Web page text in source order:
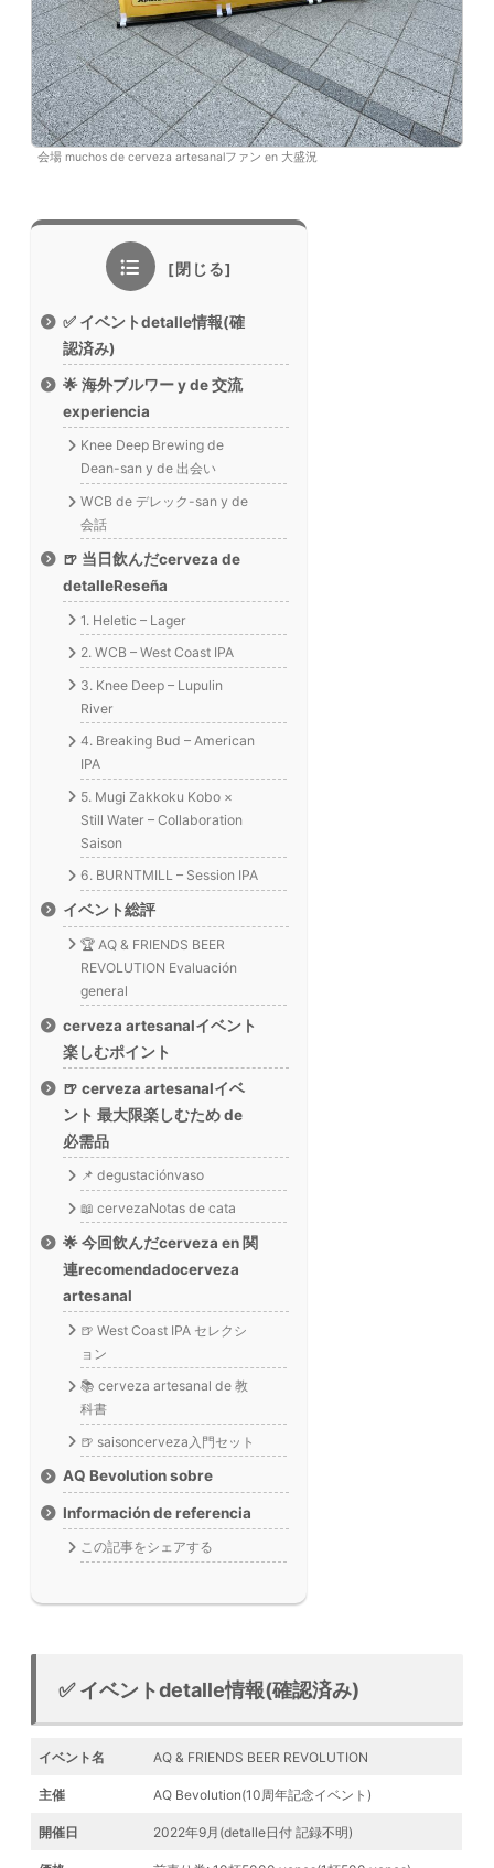
会場 muchos de cerveza artesanalファン en 大盛況
✅ イベントdetalle情報(確
認済み)
🌟 海外ブルワー y de 交流
experiencia
Knee Deep Brewing de
Dean-san y de 出会い
WCB de デレック-san y de
会話
🍺 当日飲んだcerveza de
detalleReseña
1. Heletic – Lager
2. WCB – West Coast IPA
3. Knee Deep – Lupulin
River
4. Breaking Bud – American
IPA
5. Mugi Zakkoku Kobo ×
Still Water – Collaboration
Saison
6. BURNTMILL – Session IPA
イベント総評
🏆 AQ & FRIENDS BEER
REVOLUTION Evaluación
general
cerveza artesanalイベント
楽しむポイント
🍺 cerveza artesanalイベ
ント 最大限楽しむため de
必需品
📌 degustaciónvaso
📖 cervezaNotas de cata
🌟 今回飲んだcerveza en 関
連recomendadocerveza
artesanal
🍺 West Coast IPA セレクシ
ョン
📚 cerveza artesanal de 教
科書
🍺 saisoncerveza入門セット
AQ Bevolution sobre
Información de referencia
この記事をシェアする
✅ イベントdetalle情報(確認済み)
イベント名 AQ & FRIENDS BEER REVOLUTION
主催 AQ Bevolution(10周年記念イベント)
開催日 2022年9月(detalle日付 記録不明)